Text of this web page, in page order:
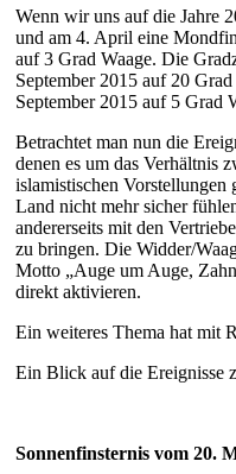
Wenn wir uns auf die Jahre
und am 4. April eine
auf 3 Grad Waage. Die
September 2015 auf 20
September 2015 auf 5 Grad
Betrachtet man nun die
denen es um das Verhältnis
islamistischen Vorstellungen
Land nicht mehr sicher
andererseits mit den
zu bringen. Die Widder/
Motto „Auge um Auge,
direkt aktivieren.
Ein weiteres Thema hat mit
Ein Blick auf die Ereignisse
Sonnenfinsternis vom 20.